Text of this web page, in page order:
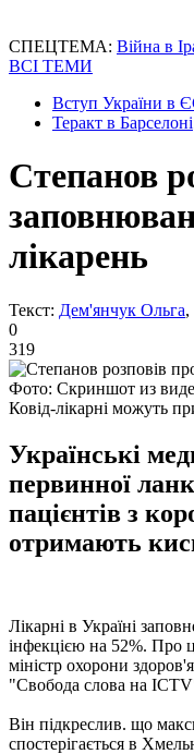
СПЕЦТЕМА: Війна в
ВСІ ТЕМИ
Вступ України в
Теракт в Барселоні
Степанов
лікарень
Текст: Дем'янчук Ольга,
0
319
Фото: Скриншот из
Ковід-лікарні можуть
Українські
первинної
пацієнтів з
отримають
Лікарні в Україні
інфекцією на 52%. Про
міністр охорони
"Свобода слова на
Він підкреслив. що
спостерігається в